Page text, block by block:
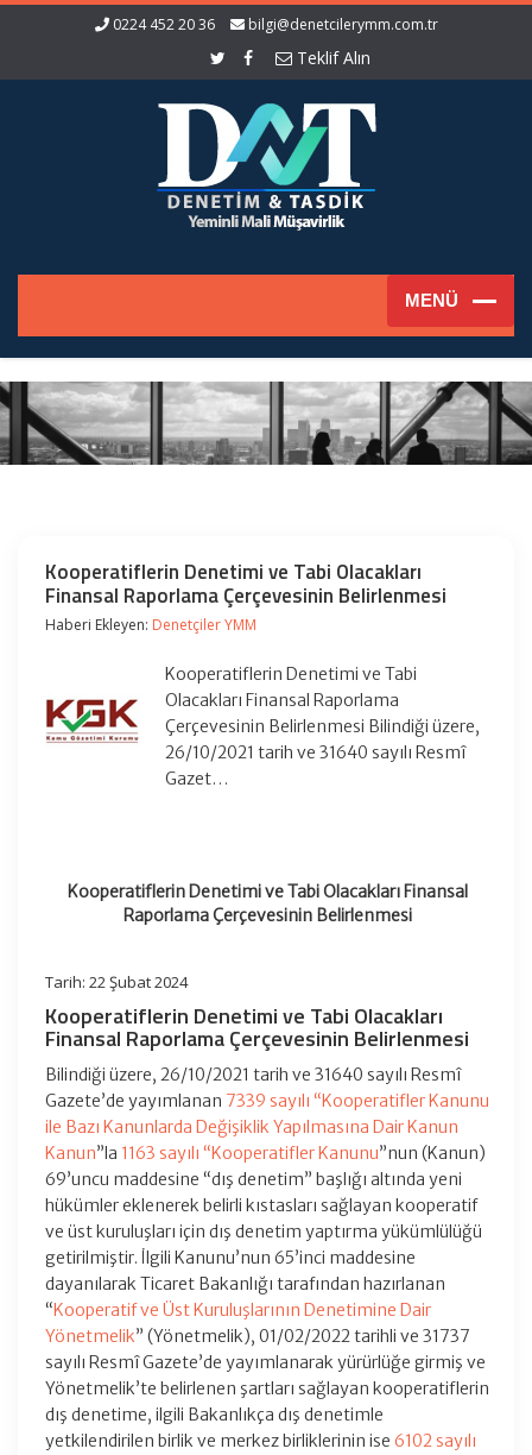
0224 452 20 36 bilgi@denetcilerymm.com.tr
Teklif Alın
Kooperatiflerin Denetimi ve Tabi Olacakları
Finansal Raporlama Çerçevesinin Belirlenmesi
Haberi Ekleyen: Denetçiler YMM
Kooperatiflerin Denetimi ve Tabi
Olacakları Finansal Raporlama
Çerçevesinin Belirlenmesi Bilindiği üzere,
26/10/2021 tarih ve 31640 sayılı Resmî
Gazet…
Kooperatiflerin Denetimi ve Tabi Olacakları Finansal
Raporlama Çerçevesinin Belirlenmesi
Tarih: 22 Şubat 2024
Kooperatiflerin Denetimi ve Tabi Olacakları
Finansal Raporlama Çerçevesinin Belirlenmesi
Bilindiği üzere, 26/10/2021 tarih ve 31640 sayılı Resmî
Gazete’de yayımlanan 7339 sayılı “Kooperatifler Kanunu
ile Bazı Kanunlarda Değişiklik Yapılmasına Dair Kanun
Kanun”la 1163 sayılı “Kooperatifler Kanunu”nun (Kanun)
69’uncu maddesine “dış denetim” başlığı altında yeni
hükümler eklenerek belirli kıstasları sağlayan kooperatif
ve üst kuruluşları için dış denetim yaptırma yükümlülüğü
getirilmiştir. İlgili Kanunu’nun 65’inci maddesine
dayanılarak Ticaret Bakanlığı tarafından hazırlanan
“Kooperatif ve Üst Kuruluşlarının Denetimine Dair
Yönetmelik” (Yönetmelik), 01/02/2022 tarihli ve 31737
sayılı Resmî Gazete’de yayımlanarak yürürlüğe girmiş ve
Yönetmelik’te belirlenen şartları sağlayan kooperatiflerin
dış denetime, ilgili Bakanlıkça dış denetimle
yetkilendirilen birlik ve merkez birliklerinin ise 6102 sayılı